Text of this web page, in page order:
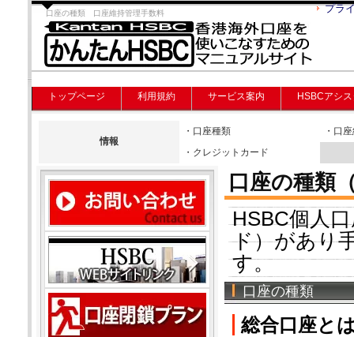
口座の種類 口座維持管理手数料 プラ
トップページ 利用規約 サービス案内 HSBCアシ
情報
・口座種類
・口
・クレジットカード
口座の種類
HSBC個人
ド）があり
す。
口座の種類
総合口座と